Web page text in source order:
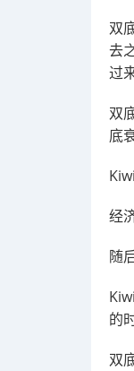
双
去
过
双
底
经
随
的
双